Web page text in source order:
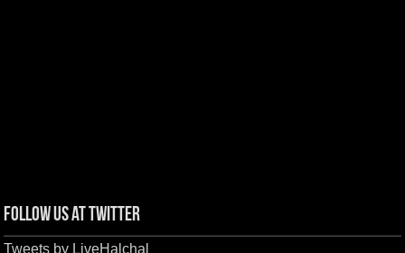
Follow us at Twitter
Tweets by LiveHalchal